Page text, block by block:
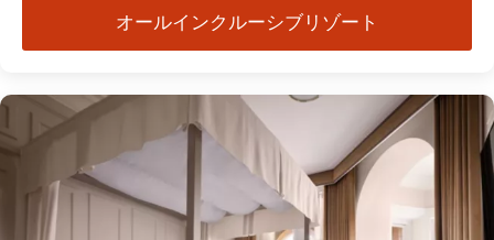
オールインクルーシブリゾート